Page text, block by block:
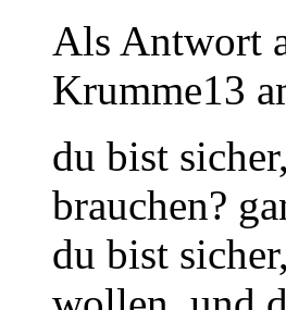
Als Antwort
Krumme13
du bist
brauchen?
du bist